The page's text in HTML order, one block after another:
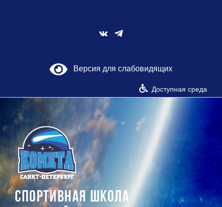
Vk
Версия для слабовидящих
Доступная среда
СПОРТИВНАЯ ШКОЛА